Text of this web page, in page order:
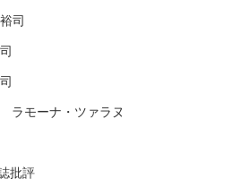
司
ラモーナ・ツァラヌ
批評